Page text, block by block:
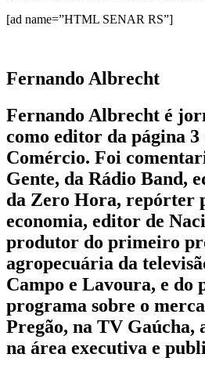
[ad name=”HTML SENAR RS”]
Fernando Albrecht
Fernando Albrecht é
como editor da página
Comércio. Foi
Gente, da Rádio Band,
da Zero Hora, repórter
economia, editor de
produtor do primeiro
agropecuária da
Campo e Lavoura, e do
programa sobre o
Pregão, na TV Gaúcha,
na área executiva e